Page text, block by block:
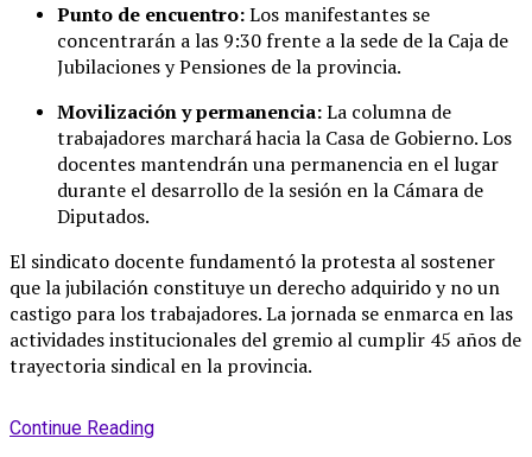
Punto de encuentro:Los manifestantes se
concentrarán a las 9:30 frente a la sede de la Caja de
Jubilaciones y Pensiones de la provincia.
Movilización y permanencia:La columna de
trabajadores marchará hacia la Casa de Gobierno. Los
docentes mantendrán una permanencia en el lugar
durante el desarrollo de la sesión en la Cámara de
Diputados.
El sindicato docente fundamentó la protesta al sostener
que la jubilación constituye un derecho adquirido y no un
castigo para los trabajadores. La jornada se enmarca en las
actividades institucionales del gremio al cumplir 45 años de
trayectoria sindical en la provincia.
Continue Reading